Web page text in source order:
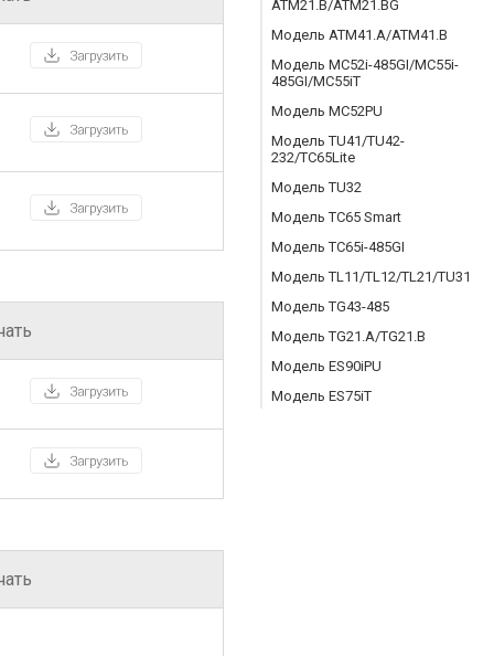
ATM21.B/ATM21.BG
Модель ATM41.A/ATM41.B
Модель MC52i-485GI/MC55i-
485GI/MC55iT
Модель MC52PU
Модель TU41/TU42-
232/TC65Lite
Модель TU32
Модель TC65 Smart
Модель TC65i-485GI
Модель TL11/TL12/TL21/TU31
Модель TG43-485
Модель TG21.A/TG21.B
Модель ES90iPU
Модель ES75iT